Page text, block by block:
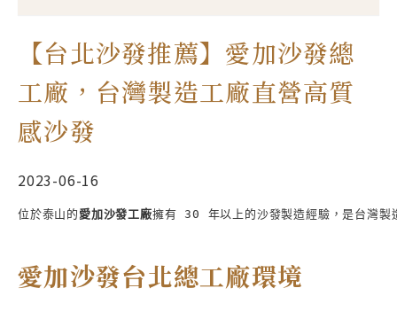
【台北沙發推薦】愛加沙發總
工廠，台灣製造工廠直營高質
感沙發
2023-06-16
位於泰山的 愛加沙發工廠擁有 30 年以上的沙發製造經驗，是台灣製
愛加沙發台北總工廠環境